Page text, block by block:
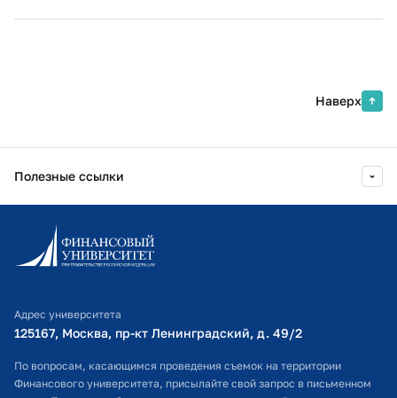
Наверх
Полезные ссылки
Информационно-образовательный портал
Личный кабинет поступающего
Оплата обучения
Расписание занятий
Студенческий офис
Адрес университета
125167, Москва, пр-кт Ленинградский, д. 49/2​
По вопросам, касающимся проведения съемок на территории
Финансового университета, присылайте свой запрос в письменном